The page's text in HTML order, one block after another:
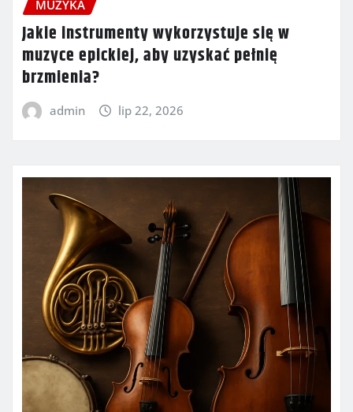
MUZYKA
Jakie instrumenty wykorzystuje się w
muzyce epickiej, aby uzyskać pełnię
brzmienia?
admin lip 22, 2026